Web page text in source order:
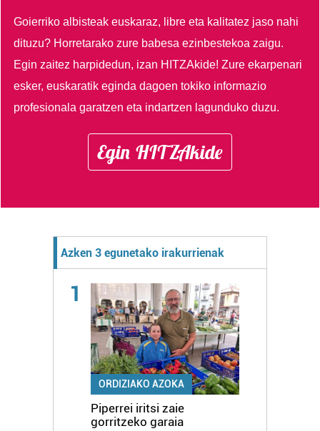
Goierriko albisteak euskaraz, libre eta kalitatez jaso nahi
dituzu? Horretarako zure babesa ezinbestekoa zaigu.
Egin zaitez harpidedun, izan HITZAkide!Zure ekarpenari
esker, euskaratik eginda dagoen tokiko informazio
profesionala garatzen eta indartzen lagunduko duzu.
Egin HITZAkide
Azken 3 egunetako irakurrienak
1
ORDIZIAKO AZOKA
Piperrei iritsi zaie
gorritzeko garaia